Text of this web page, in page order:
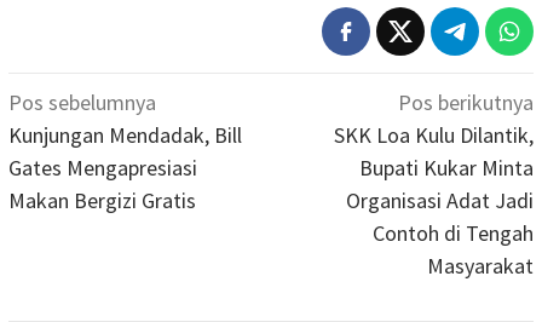
Navigasi
pos
Pos sebelumnya
Kunjungan Mendadak, Bill
Gates Mengapresiasi
Makan Bergizi Gratis
Pos berikutnya
SKK Loa Kulu Dilantik,
Bupati Kukar Minta
Organisasi Adat Jadi
Contoh di Tengah
Masyarakat